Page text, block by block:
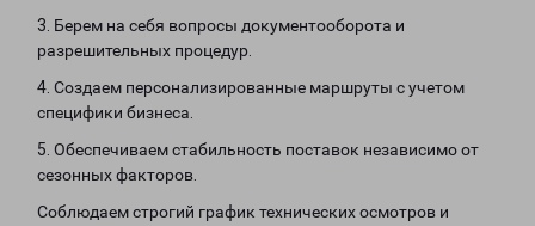
3. Берем на себя вопросы документооборота и
разрешительных процедур.
4. Создаем персонализированные маршруты с учетом
специфики бизнеса.
5. Обеспечиваем стабильность поставок независимо от
сезонных факторов.
Соблюдаем строгий график технических осмотров и